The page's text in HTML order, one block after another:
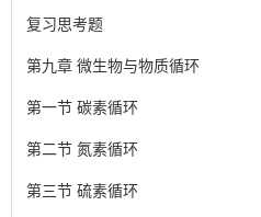
复习思考题
第九章 微生物与物质循环
第一节 碳素循环
第二节 氮素循环
第三节 硫素循环